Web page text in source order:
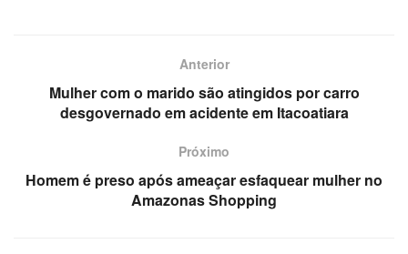
Anterior
Mulher com o marido são atingidos por carro
desgovernado em acidente em Itacoatiara
Próximo
Homem é preso após ameaçar esfaquear mulher no
Amazonas Shopping